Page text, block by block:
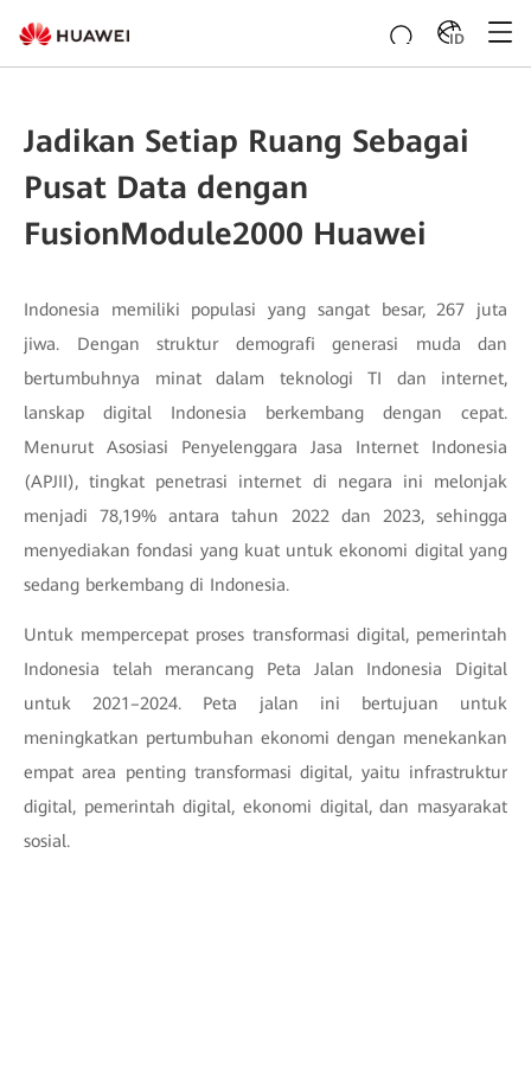
ID
Jadikan Setiap Ruang Sebagai
Pusat Data dengan
FusionModule2000 Huawei
Indonesia memiliki populasi yang sangat besar, 267 juta
jiwa. Dengan struktur demografi generasi muda dan
bertumbuhnya minat dalam teknologi TI dan internet,
lanskap digital Indonesia berkembang dengan cepat.
Menurut Asosiasi Penyelenggara Jasa Internet Indonesia
(APJII), tingkat penetrasi internet di negara ini melonjak
menjadi 78,19% antara tahun 2022 dan 2023, sehingga
menyediakan fondasi yang kuat untuk ekonomi digital yang
sedang berkembang di Indonesia.
Untuk mempercepat proses transformasi digital, pemerintah
Indonesia telah merancang Peta Jalan Indonesia Digital
untuk 2021–2024. Peta jalan ini bertujuan untuk
meningkatkan pertumbuhan ekonomi dengan menekankan
empat area penting transformasi digital, yaitu infrastruktur
digital, pemerintah digital, ekonomi digital, dan masyarakat
sosial.